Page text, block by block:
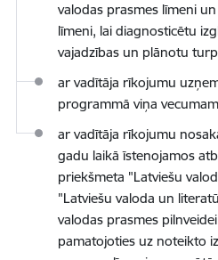
valodas prasmes līmeni
līmeni, lai diagnosticētu
vajadzības un plānotu
ar vadītāja rīkojumu
programmā viņa
ar vadītāja rīkojumu
gadu laikā īstenojamos
priekšmeta "Latviešu
"Latviešu valoda un
valodas prasmes
pamatojoties uz noteikto